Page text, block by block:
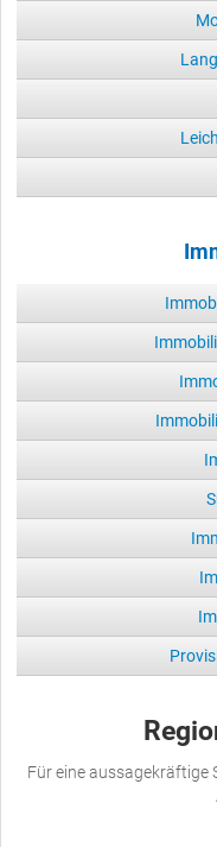
Für eine aussagekräftige